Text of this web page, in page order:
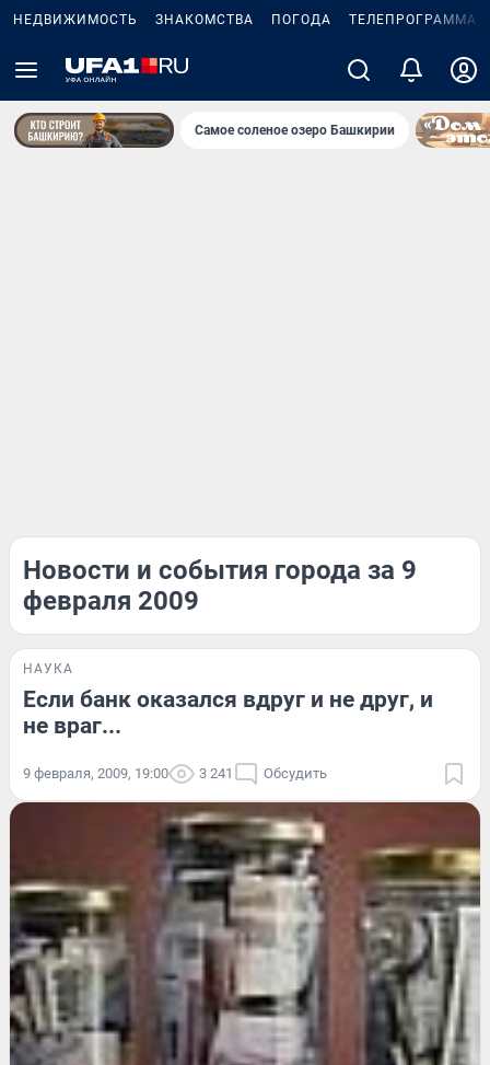
НЕДВИЖИМОСТЬ ЗНАКОМСТВА ПОГОДА ТЕЛЕПРОГРАММА
Самое соленое озеро Башкирии
Новости и события города за 9
февраля 2009
НАУКА
Если банк оказался вдруг и не друг, и
не враг...
9 февраля, 2009, 19:00 3 241 Обсудить